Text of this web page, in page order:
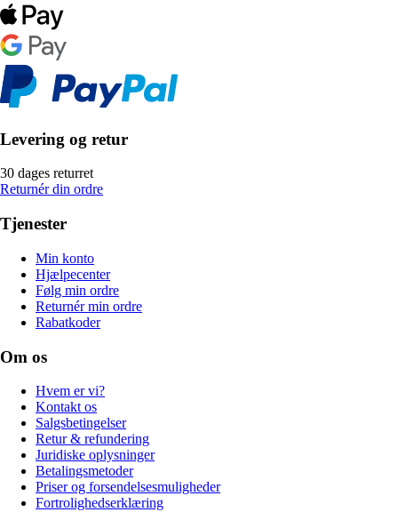
Levering og retur
30 dages returret
Returnér din ordre
Tjenester
Min konto
Hjælpecenter
Følg min ordre
Returnér min ordre
Rabatkoder
Om os
Hvem er vi?
Kontakt os
Salgsbetingelser
Retur & refundering
Juridiske oplysninger
Betalingsmetoder
Priser og forsendelsesmuligheder
Fortrolighedserklæring